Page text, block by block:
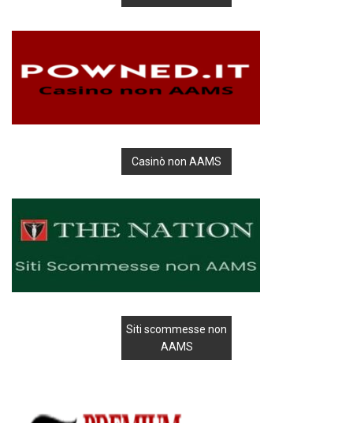
Casinò non AAMS
Siti scommesse non
AAMS